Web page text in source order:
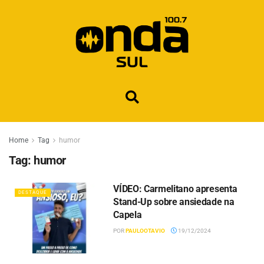
Home Tag humor
Tag: humor
DESTAQUE
VÍDEO: Carmelitano apresenta
Stand-Up sobre ansiedade na
Capela
PORPAULOOTAVIO 19/12/2024